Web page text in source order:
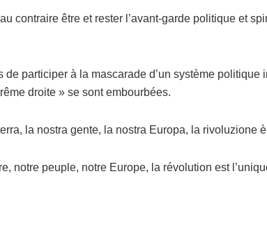
contraire être et rester l’avant-garde politique et
de participer à la mascarade d’un système
droite » se sont embourbées.
la nostra gente, la nostra Europa, la rivoluzione è
notre peuple, notre Europe, la révolution est